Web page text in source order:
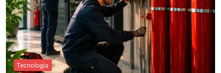
Tecnologia